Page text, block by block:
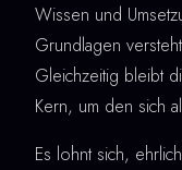
Wissen und
Grundlagen
Gleichzeitig bleibt
Kern, um den sich
Es lohnt sich,